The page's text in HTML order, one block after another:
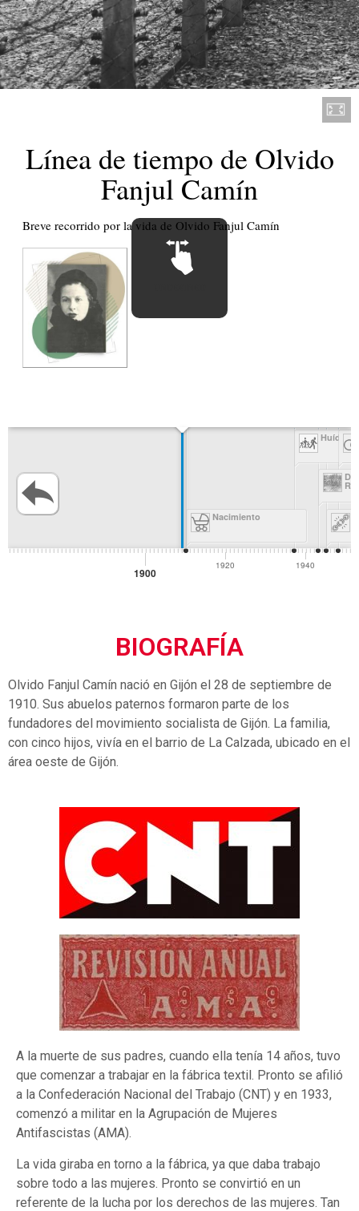
BIOGRAFÍA
Olvido Fanjul Camín nació en Gijón el 28 de septiembre de
1910. Sus abuelos paternos formaron parte de los
fundadores del movimiento socialista de Gijón. La familia,
con cinco hijos, vivía en el barrio de La Calzada, ubicado en el
área oeste de Gijón.
A la muerte de sus padres, cuando ella tenía 14 años, tuvo
que comenzar a trabajar en la fábrica textil. Pronto se afilió
a la Confederación Nacional del Trabajo (CNT) y en 1933,
comenzó a militar en la Agrupación de Mujeres
Antifascistas (AMA).
La vida giraba en torno a la fábrica, ya que daba trabajo
sobre todo a las mujeres. Pronto se convirtió en un
referente de la lucha por los derechos de las mujeres. Tan